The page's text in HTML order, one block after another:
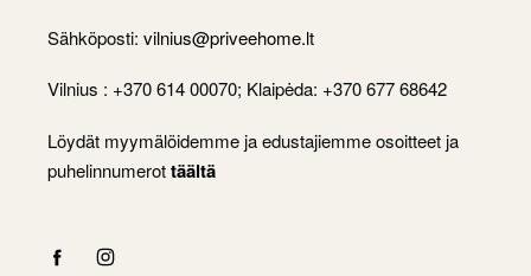
Sähköposti: vilnius@priveehome.lt
Vilnius : +370 614 00070; Klaipėda: +370 677 68642
Löydät myymälöidemme ja edustajiemme osoitteet ja
puhelinnumerottäältä